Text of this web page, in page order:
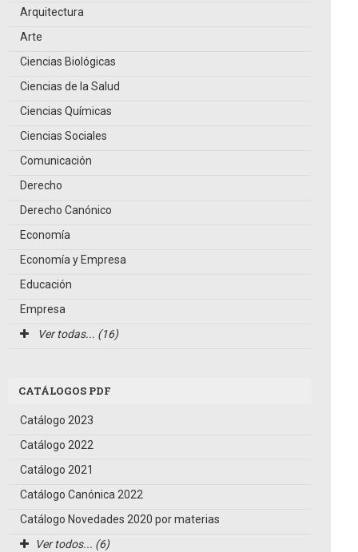
Arquitectura
Arte
Ciencias Biológicas
Ciencias de la Salud
Ciencias Químicas
Ciencias Sociales
Comunicación
Derecho
Derecho Canónico
Economía
Economía y Empresa
Educación
Empresa
Ver todas... (16)
CATÁLOGOS PDF
Catálogo 2023
Catálogo 2022
Catálogo 2021
Catálogo Canónica 2022
Catálogo Novedades 2020 por materias
Ver todos... (6)